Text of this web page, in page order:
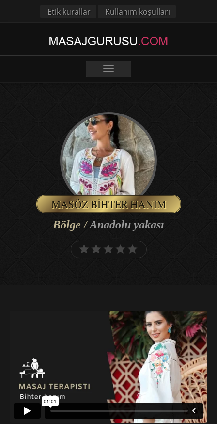
Etik kurallar Kullanım koşulları
Toggle
MASÖZ BIHTER HANIM
Bölge /Anadolu yakası